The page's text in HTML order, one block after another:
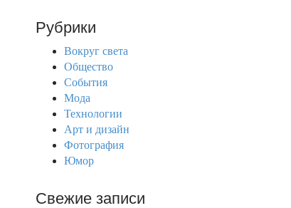
c
Рубрики
Вокруг света
Общество
События
Мода
Технологии
Арт и дизайн
Фотография
Юмор
Свежие записи